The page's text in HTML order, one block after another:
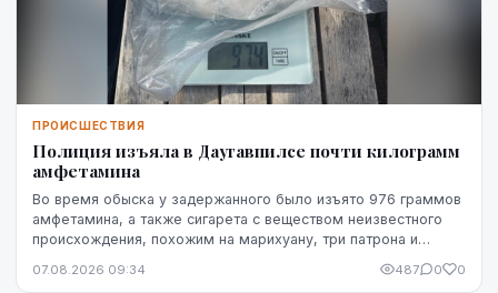
ПРОИСШЕСТВИЯ
Полиция изъяла в Даугавпилсе почти килограмм
амфетамина
Во время обыска у задержанного было изъято 976 граммов
амфетамина, а также сигарета с веществом неизвестного
происхождения, похожим на марихуану, три патрона и
07.08.2026 09:34 487 0 0